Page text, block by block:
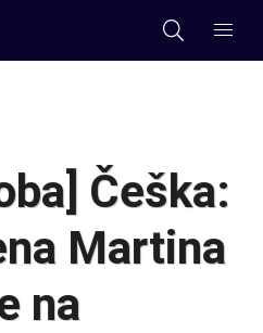
Češka:
Martina
na